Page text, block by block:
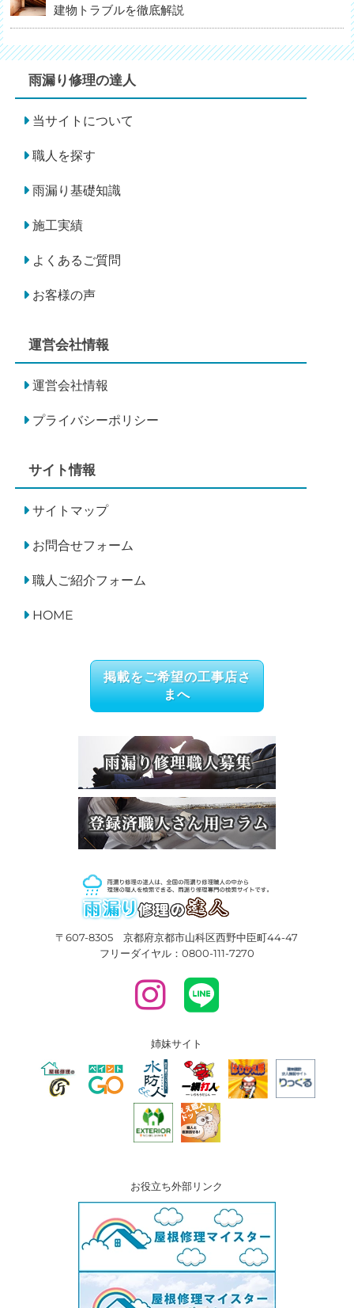
建物トラブルを徹底解説
雨漏り修理の達人
当サイトについて
職人を探す
雨漏り基礎知識
施工実績
よくあるご質問
お客様の声
運営会社情報
運営会社情報
プライバシーポリシー
サイト情報
サイトマップ
お問合せフォーム
職人ご紹介フォーム
HOME
掲載をご希望の工事店さ
まへ
〒607-8305 京都府京都市山科区西野中臣町44-47
フリーダイヤル：0800-111-7270
姉妹サイト
お役立ち外部リンク